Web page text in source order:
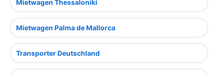
Mietwagen Thessaloniki
Mietwagen Palma de Mallorca
Transporter Deutschland